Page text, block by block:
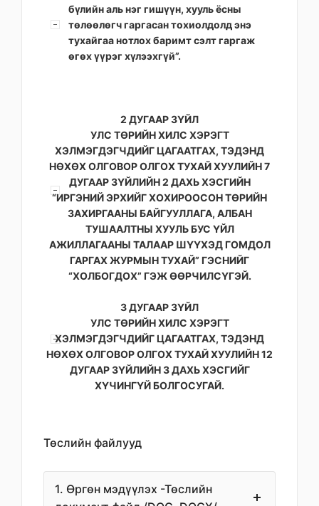
бүлийн аль нэг гишүүн, хууль ёсны
төлөөлөгч гаргасан тохиолдолд энэ
тухайгаа нотлох баримт сэлт гаргаж
өгөх үүрэг хүлээхгүй”.
2 ДУГААР ЗҮЙЛ
УЛС ТӨРИЙН ХИЛС ХЭРЭГТ
ХЭЛМЭГДЭГЧДИЙГ ЦАГААТГАХ, ТЭДЭНД
НӨХӨХ ОЛГОВОР ОЛГОХ ТУХАЙ ХУУЛИЙН 7
ДУГААР ЗҮЙЛИЙН 2 ДАХЬ ХЭСГИЙН
“ИРГЭНИЙ ЭРХИЙГ ХОХИРООСОН ТӨРИЙН
ЗАХИРГААНЫ БАЙГУУЛЛАГА, АЛБАН
ТУШААЛТНЫ ХУУЛЬ БУС ҮЙЛ
АЖИЛЛАГААНЫ ТАЛААР ШҮҮХЭД ГОМДОЛ
ГАРГАХ ЖУРМЫН ТУХАЙ” ГЭСНИЙГ
“ХОЛБОГДОХ” ГЭЖ ӨӨРЧИЛСҮГЭЙ.
3 ДУГААР ЗҮЙЛ
УЛС ТӨРИЙН ХИЛС ХЭРЭГТ
ХЭЛМЭГДЭГЧДИЙГ ЦАГААТГАХ, ТЭДЭНД
НӨХӨХ ОЛГОВОР ОЛГОХ ТУХАЙ ХУУЛИЙН 12
ДУГААР ЗҮЙЛИЙН 3 ДАХЬ ХЭСГИЙГ
ХҮЧИНГҮЙ БОЛГОСУГАЙ.
Төслийн файлууд
1. Өргөн мэдүүлэх -Төслийн